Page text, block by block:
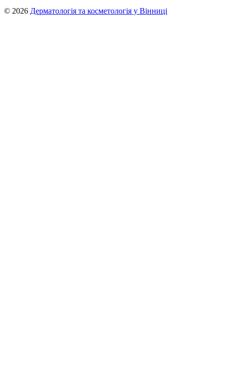
© 2026 Дерматологія та косметологія у Вінниці